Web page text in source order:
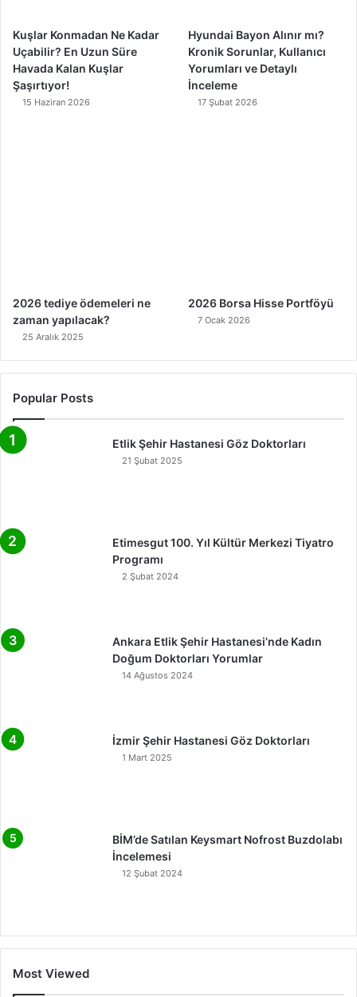
Kuşlar Konmadan Ne Kadar
Uçabilir? En Uzun Süre
Havada Kalan Kuşlar
Şaşırtıyor!
15 Haziran 2026
Hyundai Bayon Alınır mı?
Kronik Sorunlar, Kullanıcı
Yorumları ve Detaylı
İnceleme
17 Şubat 2026
2026 tediye ödemeleri ne
zaman yapılacak?
25 Aralık 2025
2026 Borsa Hisse Portföyü
7 Ocak 2026
Popular Posts
Etlik Şehir Hastanesi Göz Doktorları
21 Şubat 2025
Etimesgut 100. Yıl Kültür Merkezi Tiyatro
Programı
2 Şubat 2024
Ankara Etlik Şehir Hastanesi’nde Kadın
Doğum Doktorları Yorumlar
14 Ağustos 2024
İzmir Şehir Hastanesi Göz Doktorları
1 Mart 2025
BİM’de Satılan Keysmart Nofrost Buzdolabı
İncelemesi
12 Şubat 2024
Most Viewed